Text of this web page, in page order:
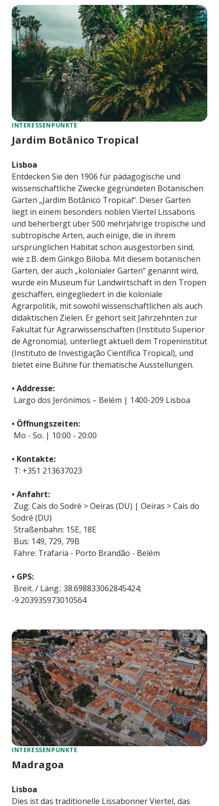
INTERESSENPUNKTE
Jardim Botânico Tropical
Lisboa
Entdecken Sie den 1906 für pädagogische und
wissenschaftliche Zwecke gegründeten Botanischen
Garten „Jardim Botânico Tropical“. Dieser Garten
liegt in einem besonders noblen Viertel Lissabons
und beherbergt über 500 mehrjährige tropische und
subtropische Arten, auch einige, die in ihrem
ursprünglichen Habitat schon ausgestorben sind,
wie z.B. dem Ginkgo Biloba. Mit diesem botanischen
Garten, der auch „kolonialer Garten“ genannt wird,
wurde ein Museum für Landwirtschaft in den Tropen
geschaffen, eingegliedert in die koloniale
Agrarpolitik, mit sowohl wissenschaftlichen als auch
didaktischen Zielen. Er gehört seit Jahrzehnten zur
Fakultät für Agrarwissenschaften (Instituto Superior
de Agronomia), unterliegt aktuell dem Tropeninstitut
(Instituto de Investigação Científica Tropical), und
bietet eine Bühne für thematische Ausstellungen.
• Addresse:
Largo dos Jerónimos – Belém | 1400-209 Lisboa
• Öffnungszeiten:
Mo - So. | 10:00 - 20:00
• Kontakte:
T: +351 213637023
• Anfahrt:
Zug: Cais do Sodré > Oeiras (DU) | Oeiras > Cais do
Sodré (DU)
Straßenbahn: 15E, 18E
Bus: 149, 729, 79B
Fähre: Trafaria - Porto Brandão - Belém
• GPS:
Breit. / Läng.: 38.698833062845424;
-9.203935973010564
INTERESSENPUNKTE
Madragoa
Lisboa
Dies ist das traditionelle Lissabonner Viertel, das